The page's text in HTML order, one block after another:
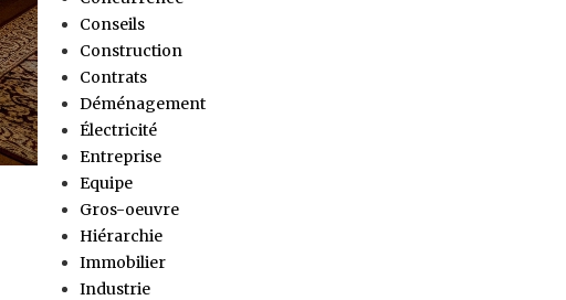
Conseils
Construction
Contrats
Déménagement
Électricité
Entreprise
Equipe
Gros-oeuvre
Hiérarchie
Immobilier
Industrie